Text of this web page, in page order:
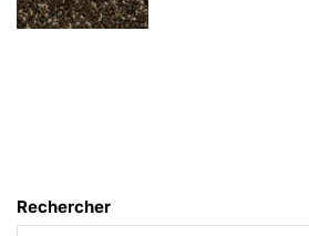
Rechercher